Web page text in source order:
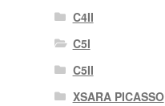
C4II
C5I
C5II
XSARA PICASSO